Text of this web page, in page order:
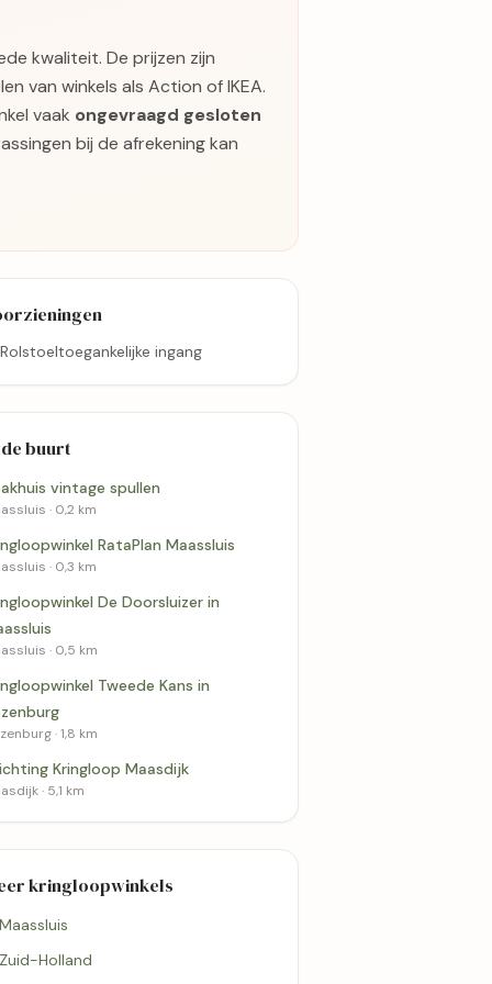
kwaliteit. De prijzen zijn
van winkels als Action of IKEA.
vaak ongevraagd gesloten
bij de afrekening kan
Rolstoeltoegankelijke ingang
buurt
vintage spullen
· 0,2 km
RataPlan Maassluis
· 0,3 km
De Doorsluizer in
· 0,5 km
Tweede Kans in
· 1,8 km
Kringloop Maasdijk
· 5,1 km
kringloopwinkels
Holland